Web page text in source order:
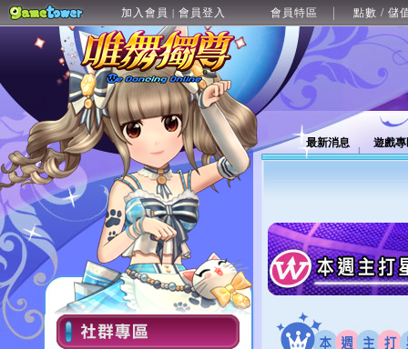
加入會員 | 會員登入 會員特區 點數 / 儲
最新消息 遊戲